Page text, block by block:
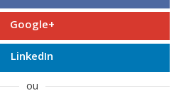
Google+
LinkedIn
ou